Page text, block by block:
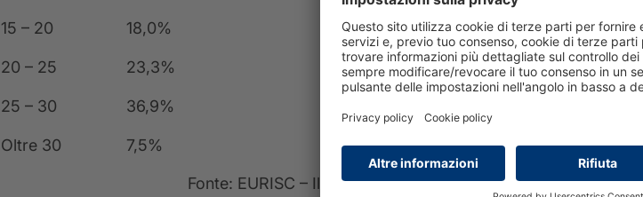
15 – 20 18,0%
20 – 25 23,3%
25 – 30 36,9%
Oltre 30 7,5%
Fonte: EURISC – Il Sistema CRIF di Informazioni Creditizie